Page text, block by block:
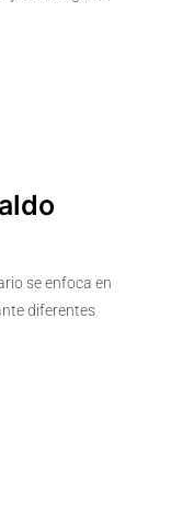
se enfoca en
diferentes